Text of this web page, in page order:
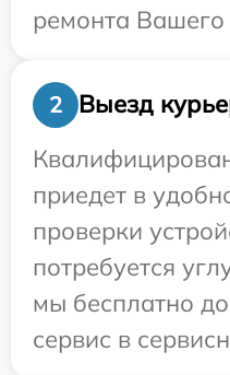
ремонта Вашего
2
Выезд
приедет в
проверки
потребуется
мы бесплатно
сервис в